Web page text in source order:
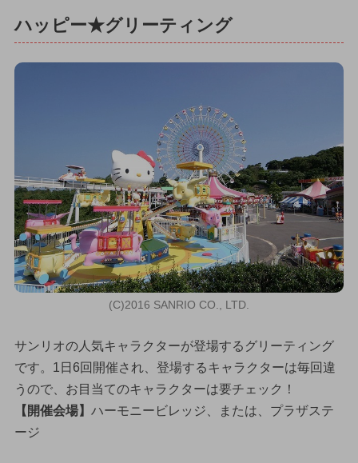
ハッピー★グリーティング
(C)2016 SANRIO CO., LTD.
サンリオの人気キャラクターが登場するグリーティング
です。1日6回開催され、登場するキャラクターは毎回違
うので、お目当てのキャラクターは要チェック！
【開催会場】 ハーモニービレッジ、または、プラザステ
ージ